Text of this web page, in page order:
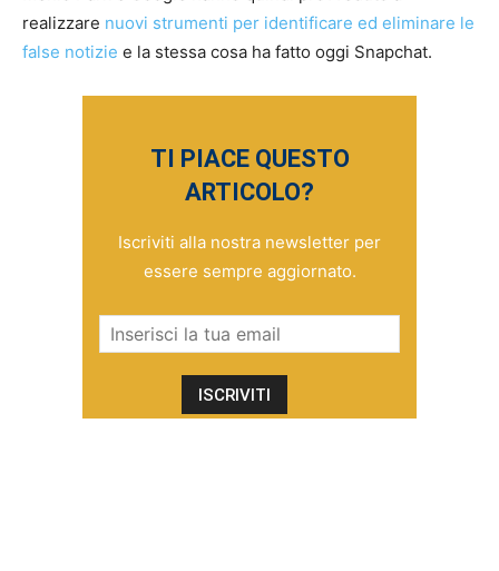
realizzare nuovi strumenti per identificare ed eliminare le
false notizie e la stessa cosa ha fatto oggi Snapchat.
TI PIACE QUESTO
ARTICOLO?
Iscriviti alla nostra newsletter per
essere sempre aggiornato.